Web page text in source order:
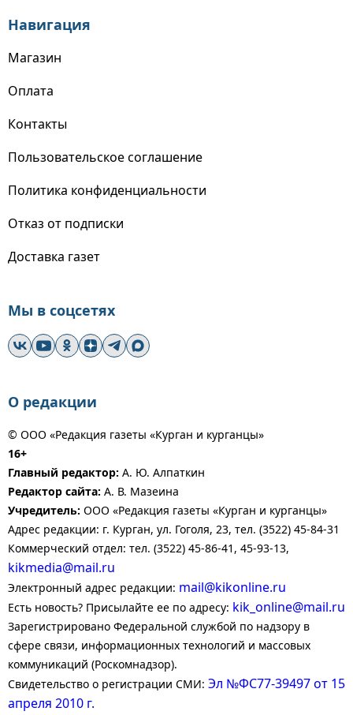
Навигация
Магазин
Оплата
Контакты
Пользовательское соглашение
Политика конфиденциальности
Отказ от подписки
Доставка газет
Мы в соцсетях
О редакции
© ООО «Редакция газеты «Курган и курганцы»
16+
Главный редактор: А. Ю. Алпаткин
Редактор сайта: А. В. Мазеина
Учредитель: ООО «Редакция газеты «Курган и курганцы»
Адрес редакции: г. Курган, ул. Гоголя, 23, тел. (3522) 45-84-31
Коммерческий отдел: тел. (3522) 45-86-41, 45-93-13,
kikmedia@mail.ru
Электронный адрес редакции: mail@kikonline.ru
Есть новость? Присылайте ее по адресу: kik_online@mail.ru
Зарегистрировано Федеральной службой по надзору в
сфере связи, информационных технологий и массовых
коммуникаций (Роскомнадзор).
Свидетельство о регистрации СМИ: Эл №ФС77-39497 от 15
апреля 2010 г.